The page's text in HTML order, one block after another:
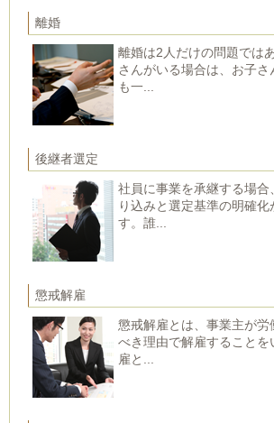
離婚
離婚は2人だけの問題では
さんがいる場合は、お子さ
も一...
後継者選定
社員に事業を承継する場合
り込みと選定基準の明確化
す。誰...
懲戒解雇
懲戒解雇とは、事業主が労
べき理由で解雇することを
雇と...